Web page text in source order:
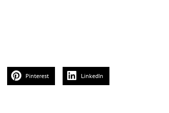
Pinterest LinkedIn